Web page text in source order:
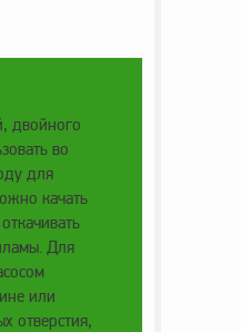
двойного
во
для
качать
Для
или
отверстия,